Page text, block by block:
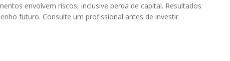
envolvem riscos, inclusive perda de capital. Resultados
futuro. Consulte um profissional antes de investir.